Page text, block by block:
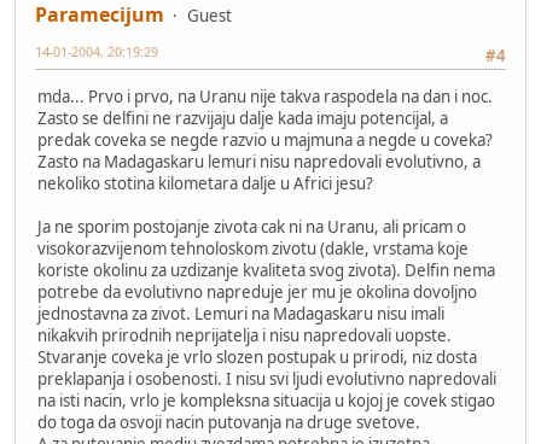
Paramecijum
Guest
#4
14-01-2004, 20:19:29
mda... Prvo i prvo, na Uranu nije takva raspodela na dan i noc.
Zasto se delfini ne razvijaju dalje kada imaju potencijal, a
predak coveka se negde razvio u majmuna a negde u coveka?
Zasto na Madagaskaru lemuri nisu napredovali evolutivno, a
nekoliko stotina kilometara dalje u Africi jesu?
Ja ne sporim postojanje zivota cak ni na Uranu, ali pricam o
visokorazvijenom tehnoloskom zivotu (dakle, vrstama koje
koriste okolinu za uzdizanje kvaliteta svog zivota). Delfin nema
potrebe da evolutivno napreduje jer mu je okolina dovoljno
jednostavna za zivot. Lemuri na Madagaskaru nisu imali
nikakvih prirodnih neprijatelja i nisu napredovali uopste.
Stvaranje coveka je vrlo slozen postupak u prirodi, niz dosta
preklapanja i osobenosti. I nisu svi ljudi evolutivno napredovali
na isti nacin, vrlo je kompleksna situacija u kojoj je covek stigao
do toga da osvoji nacin putovanja na druge svetove.